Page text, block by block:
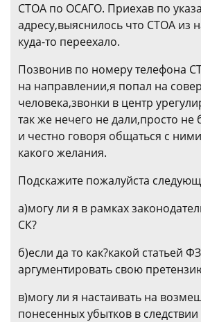
СТОА по ОСАГО. Приехав по
адресу,выяснилось что СТОА из
куда-то переехало.
Позвонив по номеру телефона
на направлении,я попал на
человека,звонки в центр
так же нечего не дали,просто не
и честно говоря общаться с
какого желания.
Подскажите пожалуйста
а)могу ли я в рамках
СК?
б)если да то как?какой статьей
аргументировать свою
в)могу ли я настаивать на
понесенных убытков в